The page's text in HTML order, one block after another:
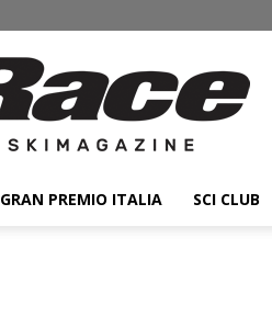
GRAN PREMIO ITALIA SCI CLUB